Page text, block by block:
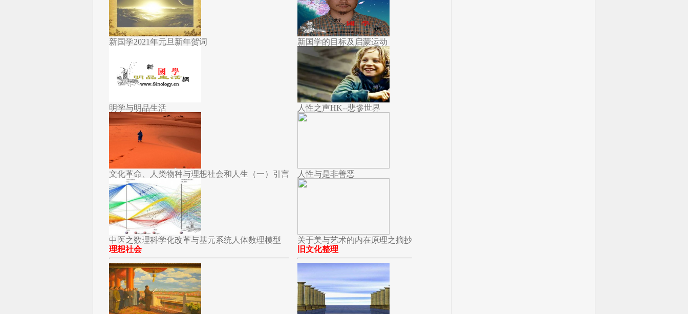
新国学2021年元旦新年贺词
明学与明品生活
文化革命、人类物种与理想社会和人生（一）引言
中医之数理科学化改革与基元系统人体数理模型
新国学的目标及启蒙运动
人性之声HK--悲惨世界
人性与是非善恶
关于美与艺术的内在原理之摘抄
理想社会
旧文化整理